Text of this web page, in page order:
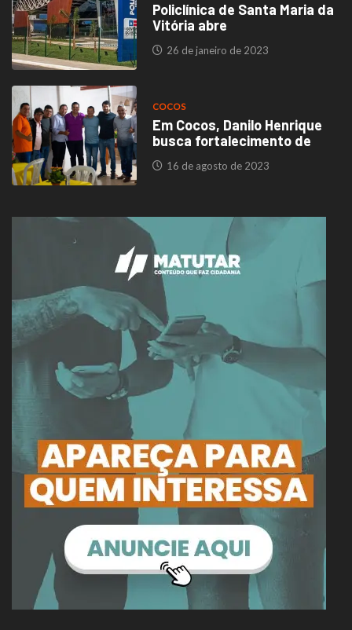
Policlínica de Santa Maria da
Vitória abre
26 de janeiro de 2023
COCOS
Em Cocos, Danilo Henrique
busca fortalecimento de
16 de agosto de 2023